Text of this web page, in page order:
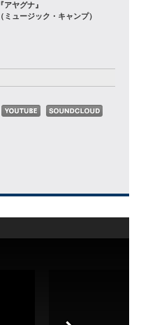
『アヤグナ』
（ミュージック・キャンプ）